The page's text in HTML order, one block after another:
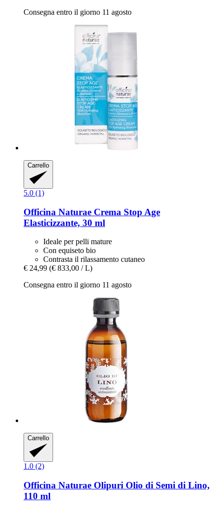
Consegna entro il giorno 11 agosto
Carrello
5.0 (1)
Officina Naturae Crema Stop Age
Elasticizzante, 30 ml
Ideale per pelli mature
Con equiseto bio
Contrasta il rilassamento cutaneo
€ 24,99 (€ 833,00 / L)
Consegna entro il giorno 11 agosto
Carrello
1.0 (2)
Officina Naturae Olipuri Olio di Semi di Lino,
110 ml